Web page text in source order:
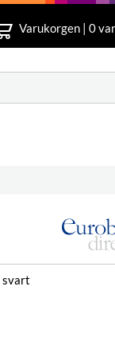
Varukorgen | 0
svart